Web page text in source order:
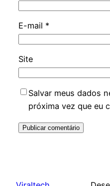
E-mail *
Site
Salvar meus dados
próxima vez que eu